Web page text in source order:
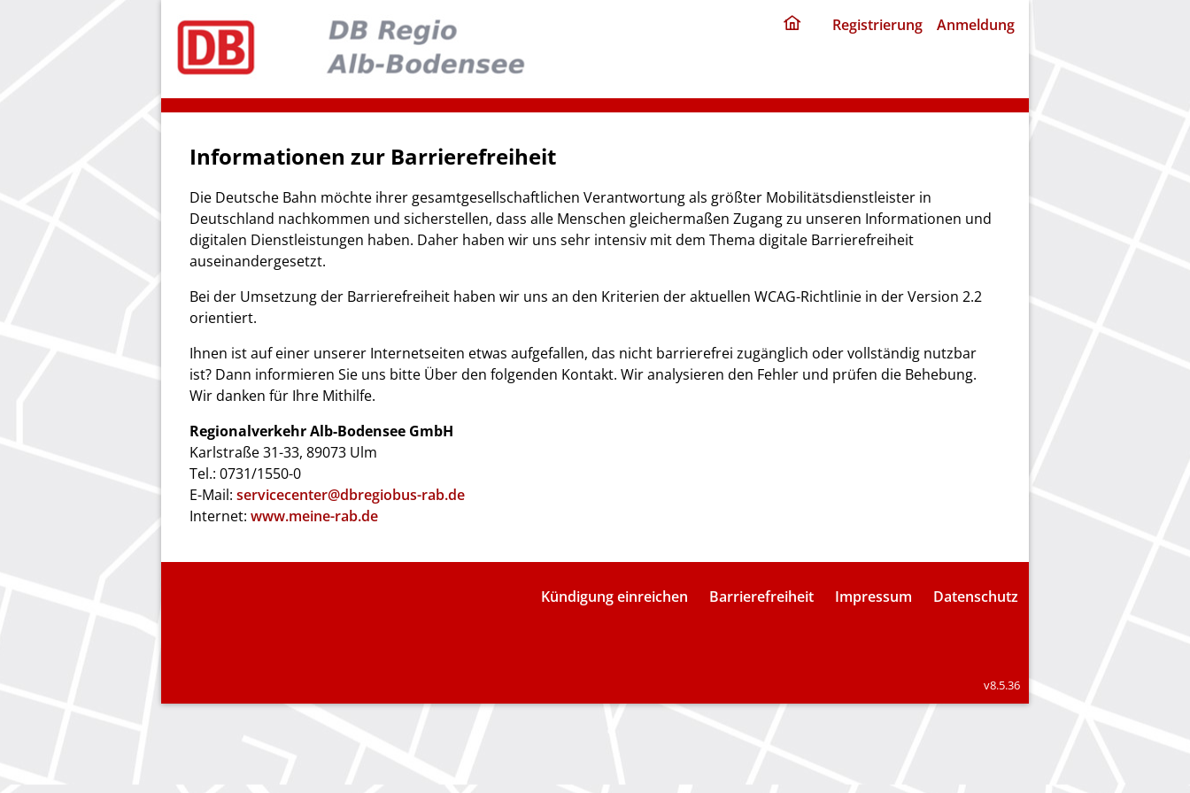
Registrierung Anmeldung
Informationen zur Barrierefreiheit
Die Deutsche Bahn möchte ihrer gesamtgesellschaftlichen Verantwortung als größter Mobilitätsdienstleister in
Deutschland nachkommen und sicherstellen, dass alle Menschen gleichermaßen Zugang zu unseren Informationen und
digitalen Dienstleistungen haben. Daher haben wir uns sehr intensiv mit dem Thema digitale Barrierefreiheit
auseinandergesetzt.
Bei der Umsetzung der Barrierefreiheit haben wir uns an den Kriterien der aktuellen WCAG-Richtlinie in der Version 2.2
orientiert.
Ihnen ist auf einer unserer Internetseiten etwas aufgefallen, das nicht barrierefrei zugänglich oder vollständig nutzbar
ist? Dann informieren Sie uns bitte Über den folgenden Kontakt. Wir analysieren den Fehler und prüfen die Behebung.
Wir danken für Ihre Mithilfe.
Regionalverkehr Alb-Bodensee GmbH
Karlstraße 31-33, 89073 Ulm
Tel.: 0731/1550-0
E-Mail: servicecenter@dbregiobus-rab.de
Internet: www.meine-rab.de
Kündigung einreichen Barrierefreiheit Impressum Datenschutz
v8.5.36